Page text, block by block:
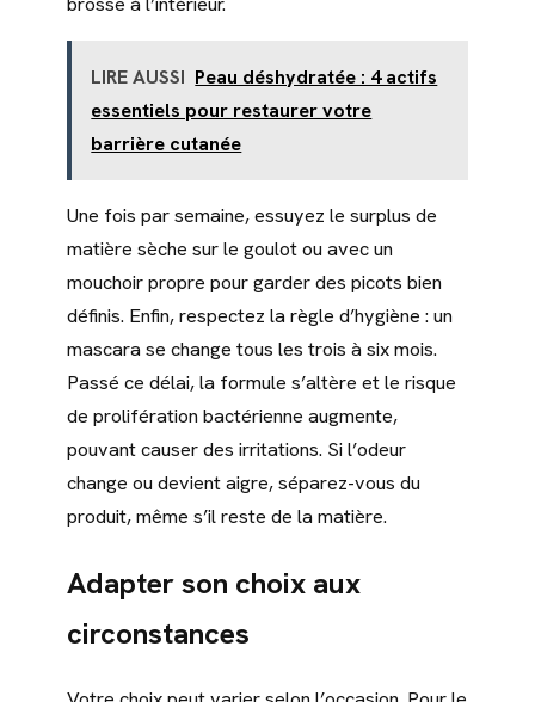
LIRE AUSSI Peau déshydratée : 4 actifs
essentiels pour restaurer votre
barrière cutanée
Une fois par semaine, essuyez le surplus de
matière sèche sur le goulot ou avec un
mouchoir propre pour garder des picots bien
définis. Enfin, respectez la règle d’hygiène : un
mascara se change tous les trois à six mois.
Passé ce délai, la formule s’altère et le risque
de prolifération bactérienne augmente,
pouvant causer des irritations. Si l’odeur
change ou devient aigre, séparez-vous du
produit, même s’il reste de la matière.
Adapter son choix aux
circonstances